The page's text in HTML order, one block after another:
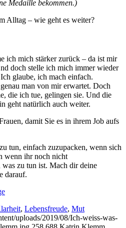
Medaille bekommen.)
Alltag – wie geht es weiter?
ich mich stärker zurück – da ist mir
doch stelle ich mich immer wieder
glaube, ich mach einfach.
man von mir erwartet. Doch
die ich tue, gelingen sie. Und die
geht natürlich auch weiter.
damit Sie es in ihrem Job aufs
tun, einfach zuzupacken, wenn sich
wenn ihr noch nicht
zu tun ist. Mach dir deine
darauf.
, Lebensfreude, Mut
uploads/2019/08/Ich-weiss-was-